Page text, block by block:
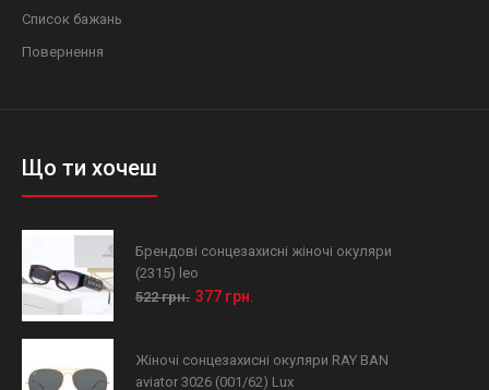
Список бажань
Повернення
Що ти хочеш
Брендові сонцезахисні жіночі окуляри
(2315) leo
522 грн. 377 грн.
Жіночі сонцезахисні окуляри RAY BAN
aviator 3026 (001/62) Lux